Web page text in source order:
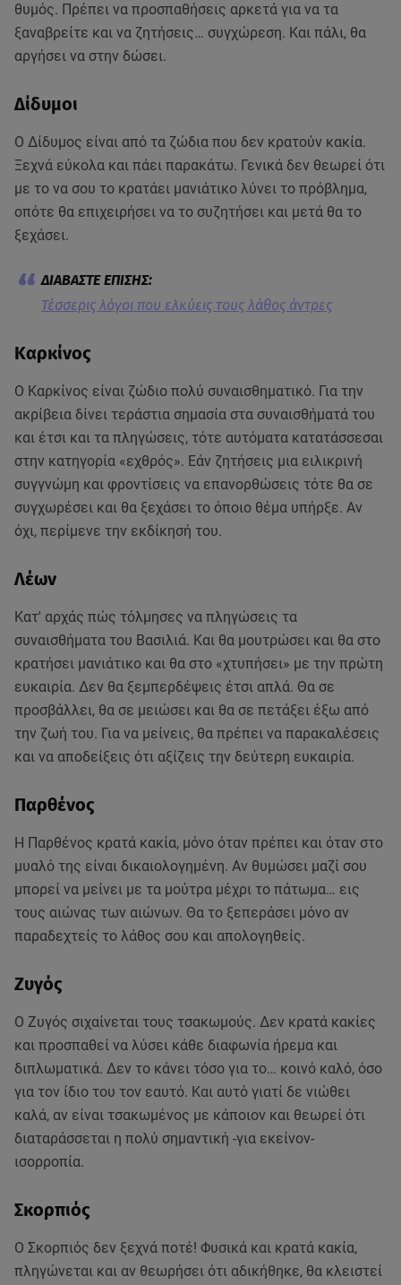
θυμός. Πρέπει να προσπαθήσεις αρκετά για να τα
ξαναβρείτε και να ζητήσεις… συγχώρεση. Και πάλι, θα
αργήσει να στην δώσει.
Δίδυμοι
Ο Δίδυμος είναι από τα ζώδια που δεν κρατούν κακία.
Ξεχνά εύκολα και πάει παρακάτω. Γενικά δεν θεωρεί ότι
με το να σου το κρατάει μανιάτικο λύνει το πρόβλημα,
οπότε θα επιχειρήσει να το συζητήσει και μετά θα το
ξεχάσει.
Τέσσερις λόγοι που ελκύεις τους λάθος άντρες
Καρκίνος
Ο Καρκίνος είναι ζώδιο πολύ συναισθηματικό. Για την
ακρίβεια δίνει τεράστια σημασία στα συναισθήματά του
και έτσι και τα πληγώσεις, τότε αυτόματα κατατάσσεσαι
στην κατηγορία «εχθρός». Εάν ζητήσεις μια ειλικρινή
συγγνώμη και φροντίσεις να επανορθώσεις τότε θα σε
συγχωρέσει και θα ξεχάσει το όποιο θέμα υπήρξε. Αν
όχι, περίμενε την εκδίκησή του.
Λέων
Κατ' αρχάς πώς τόλμησες να πληγώσεις τα
συναισθήματα του Βασιλιά. Και θα μουτρώσει και θα στο
κρατήσει μανιάτικο και θα στο «χτυπήσει» με την πρώτη
ευκαιρία. Δεν θα ξεμπερδέψεις έτσι απλά. Θα σε
προσβάλλει, θα σε μειώσει και θα σε πετάξει έξω από
την ζωή του. Για να μείνεις, θα πρέπει να παρακαλέσεις
και να αποδείξεις ότι αξίζεις την δεύτερη ευκαιρία.
Παρθένος
Η Παρθένος κρατά κακία, μόνο όταν πρέπει και όταν στο
μυαλό της είναι δικαιολογημένη. Αν θυμώσει μαζί σου
μπορεί να μείνει με τα μούτρα μέχρι το πάτωμα… εις
τους αιώνας των αιώνων. Θα το ξεπεράσει μόνο αν
παραδεχτείς το λάθος σου και απολογηθείς.
Ζυγός
Ο Ζυγός σιχαίνεται τους τσακωμούς. Δεν κρατά κακίες
και προσπαθεί να λύσει κάθε διαφωνία ήρεμα και
διπλωματικά. Δεν το κάνει τόσο για το… κοινό καλό, όσο
για τον ίδιο του τον εαυτό. Και αυτό γιατί δε νιώθει
καλά, αν είναι τσακωμένος με κάποιον και θεωρεί ότι
διαταράσσεται η πολύ σημαντική -για εκείνον-
ισορροπία.
Σκορπιός
Ο Σκορπιός δεν ξεχνά ποτέ! Φυσικά και κρατά κακία,
πληγώνεται και αν θεωρήσει ότι αδικήθηκε, θα κλειστεί